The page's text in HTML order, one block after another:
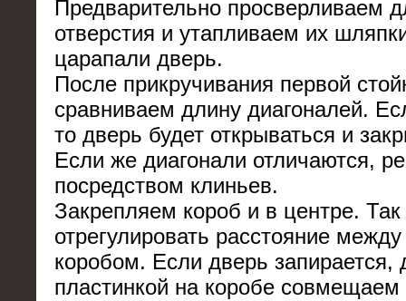
Предварительно просверливаем
отверстия и утапливаем их
царапали дверь.
После прикручивания первой
сравниваем длину диагоналей.
то дверь будет открываться и
Если же диагонали отличаются,
посредством клиньев.
Закрепляем короб и в центре.
отрегулировать расстояние
коробом. Если дверь запирается,
пластинкой на коробе